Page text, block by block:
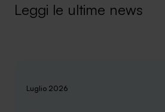
Leggi le ultime news
Luglio 2026